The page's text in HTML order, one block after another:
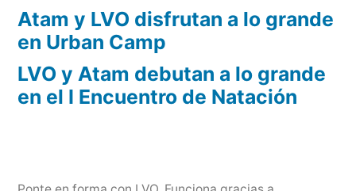
Atam y LVO disfrutan a lo grande
en Urban Camp
LVO y Atam debutan a lo grande
en el I Encuentro de Natación